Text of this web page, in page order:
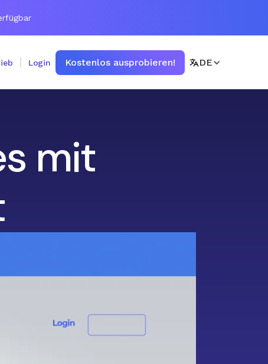
Login Kostenlos ausprobieren! DE
mit